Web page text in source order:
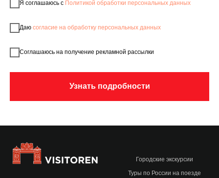
Я соглашаюсь с Политикой обработки персональных данных
Даю согласие на обработку персональных данных
Соглашаюсь на получение рекламной рассылки
Узнать подробности
Городские экскурсии
Туры по России на поезде